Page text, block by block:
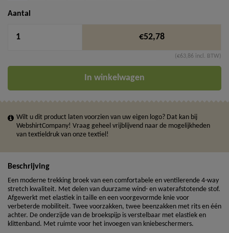
Aantal
€52,78
(€63,86 incl. BTW)
In winkelwagen
Wilt u dit product laten voorzien van uw eigen logo? Dat kan bij
WebshirtCompany! Vraag geheel vrijblijvend naar de mogelijkheden
van textieldruk van onze textiel!
Beschrijving
Een moderne trekking broek van een comfortabele en ventilerende 4-way
stretch kwaliteit. Met delen van duurzame wind- en waterafstotende stof.
Afgewerkt met elastiek in taille en een voorgevormde knie voor
verbeterde mobiliteit. Twee voorzakken, twee beenzakken met rits en één
achter. De onderzijde van de broekspijp is verstelbaar met elastiek en
klittenband. Met ruimte voor het invoegen van kniebeschermers.